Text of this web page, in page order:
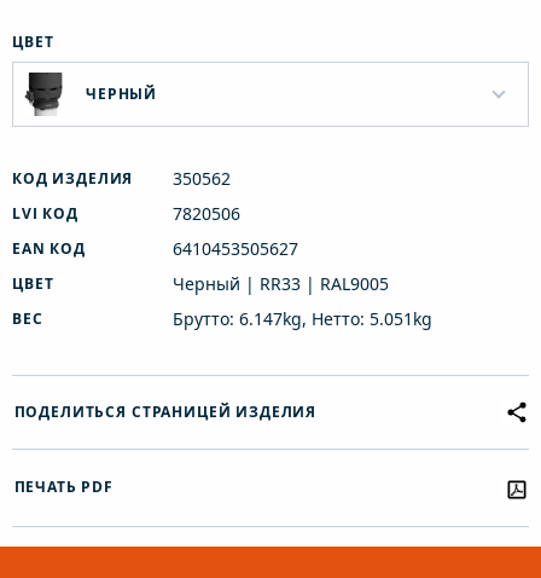
ЦВЕТ
ЧЕРНЫЙ
КОД ИЗДЕЛИЯ 350562
LVI КОД 7820506
EAN КОД 6410453505627
ЦВЕТ Черный | RR33 | RAL9005
ВЕС Брутто: 6.147kg, Нетто: 5.051kg
ПОДЕЛИТЬСЯ СТРАНИЦЕЙ ИЗДЕЛИЯ
ПЕЧАТЬ PDF